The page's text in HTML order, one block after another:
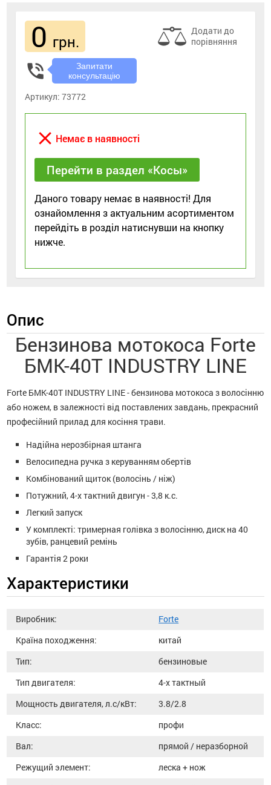
0 грн.
Додати до
порівняння
phone_in_talk
Запитати
консультацію
Артикул:73772
close Немає в наявності
Перейти в раздел «Косы»
Даного товару немає в наявності! Для
ознайомлення з актуальним асортиментом
перейдіть в розділ натиснувши на кнопку
нижче.
Опис
Бензинова мотокоса Forte
БMK-40T INDUSTRY LINE
Forte БMK-40T INDUSTRY LINE - бензинова мотокоса з волосінню
або ножем, в залежності від поставлених завдань, прекрасний
професійний прилад для косіння трави.
Надійна нерозбірная штанга
Велосипедна ручка з керуванням обертів
Комбінований щиток (волосінь / ніж)
Потужний, 4-х тактний двигун - 3,8 к.с.
Легкий запуск
У комплекті: тримерная голівка з волосінню, диск на 40
зубів, ранцевий ремінь
Гарантія 2 роки
Характеристики
Виробник:
Forte
Країна походження:
китай
Тип:
бензиновые
Тип двигателя:
4-х тактный
Мощность двигателя, л.с/кВт:
3.8/2.8
Класс:
профи
Вал:
прямой / неразборной
Режущий элемент:
леска + нож